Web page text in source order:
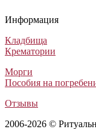
Лакированные
Элитные гробы
Гробы
Лакированные
Информация
Кладбища
Крематории
Морги
Пособия на
Отзывы
2006-2026 ©